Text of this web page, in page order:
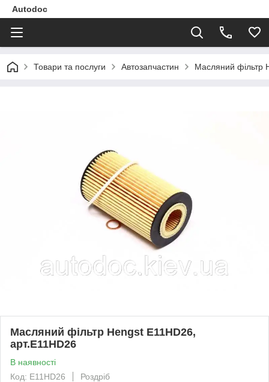
Autodoc
Товари та послуги Автозапчастин Масляний фільтр
Масляний фільтр Hengst E11HD26,
арт.E11HD26
В наявності
Код: E11HD26
Роздріб